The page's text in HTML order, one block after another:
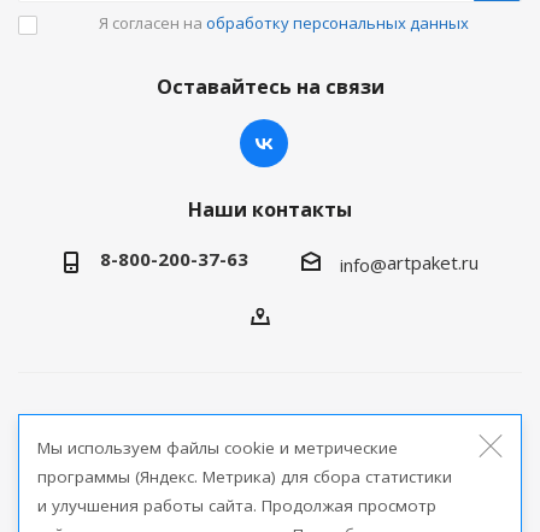
Я согласен на обработку персональных данных
Оставайтесь на связи
Наши контакты
8-800-200-37-63 info@artpaket.ru
продукции
Версия для печати
Мы используем файлы cookie и метрические
программы (Яндекс. Метрика) для сбора статистики
и улучшения работы сайта. Продолжая просмотр